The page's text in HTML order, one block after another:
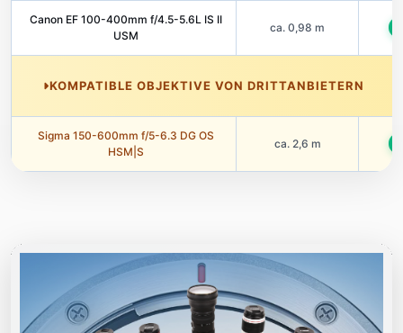
Canon EF 100-400mm f/4.5-5.6L IS II
USM
ca. 0,98 m
KOMPATIBLE OBJEKTIVE VON DRITTANBIETERN
Sigma 150-600mm f/5-6.3 DG OS
HSM|S
ca. 2,6 m